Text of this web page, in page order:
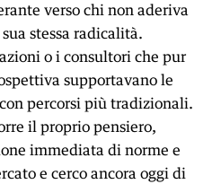
verso chi non aderiva
stessa radicalità.
o i consultori che pur
supportavano le
percorsi più tradizionali.
il proprio pensiero,
immediata di norme e
e cerco ancora oggi di